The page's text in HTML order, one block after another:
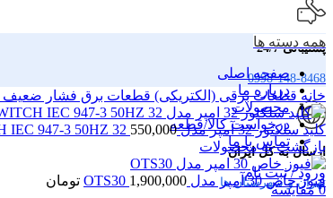
پشتیبانی 24/7
0998-148-8468
ارسال به کل ایران
تهران و شهرستان ها
همه دسته ها
صفحه اصلی
درباره ما
محصولات
درخواست کالا/قطعه
تماس با ما
ورود / ثبت نام
0 مقایسه
خانه قطعات برقی (الکتریکی) قطعات برق فشار ضعیف
کلید سلکتور 32 آمپر مدل CRAIG & DERRICOTT RDL3011 SWITCH IEC 947-3 50HZ 32 550,000
بازگشت به محصولات
فیوز خاص 30 آمپر مدل OTS30 1,900,000 تومان